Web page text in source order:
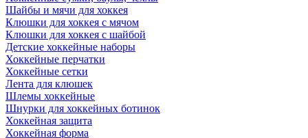
Шайбы и мячи для хоккея
Клюшки для хоккея с мячом
Клюшки для хоккея с шайбой
Детские хоккейные наборы
Хоккейные перчатки
Хоккейные сетки
Лента для клюшек
Шлемы хоккейные
Шнурки для хоккейных ботинок
Хоккейная защита
Хоккейная форма